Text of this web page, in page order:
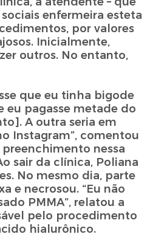
enfermeira esteta
por valores
Inicialmente,
outros. No entanto,
que eu tinha bigode
eu pagasse metade do
A outra seria em
Instagram”, comentou
preenchimento nessa
sair da clínica, Poliana
No mesmo dia, parte
e necrosou. “Eu não
PMMA”, relatou a
pelo procedimento
hialurônico.